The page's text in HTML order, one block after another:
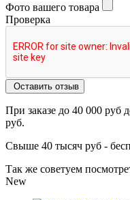
Фото вашего товара
Проверка
Оставить отзыв
При заказе до 40 000 руб
руб.
Свыше 40 тысяч руб -
Так же советуем
New